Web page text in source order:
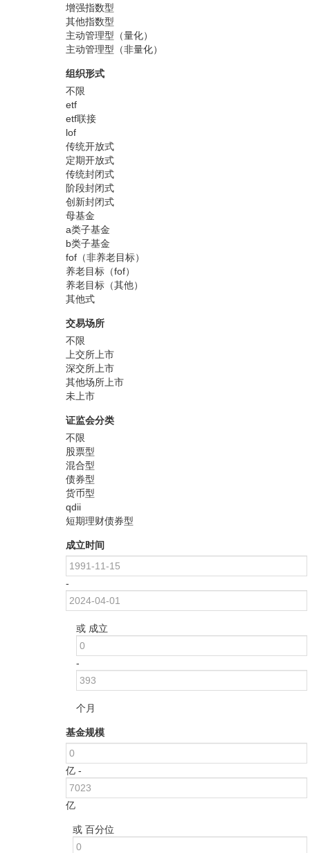
增强指数型
其他指数型
主动管理型（量化）
主动管理型（非量化）
组织形式
不限
etf
etf联接
lof
传统开放式
定期开放式
传统封闭式
阶段封闭式
创新封闭式
母基金
a类子基金
b类子基金
fof（非养老目标）
养老目标（fof）
养老目标（其他）
其他式
交易场所
不限
上交所上市
深交所上市
其他场所上市
未上市
证监会分类
不限
股票型
混合型
债券型
货币型
qdii
短期理财债券型
成立时间
-
或 成立
-
个月
基金规模
亿 -
亿
或 百分位